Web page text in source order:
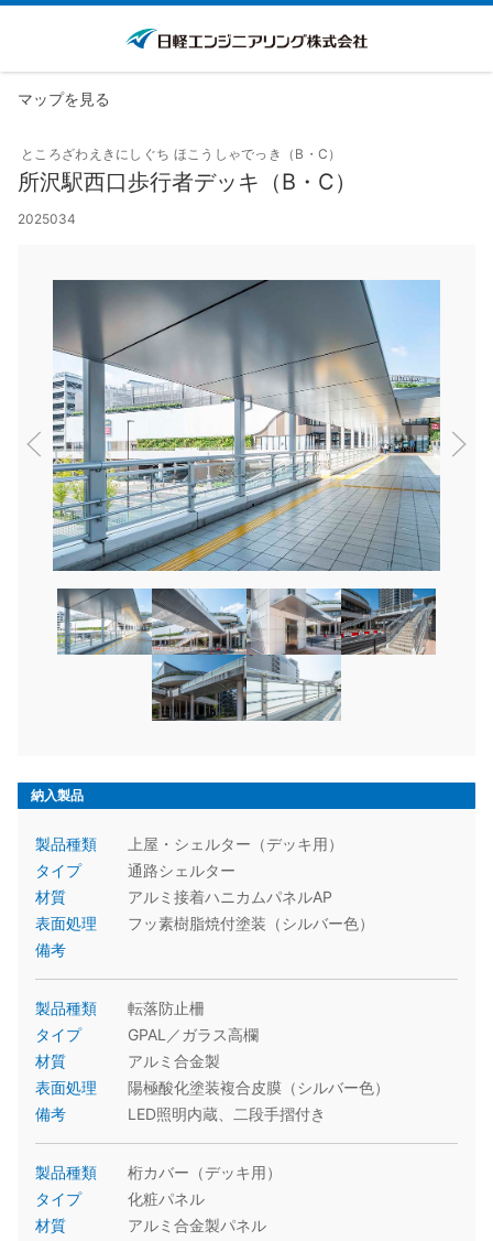
マップを見る
ところざわえきにしぐち ほこうしゃでっき（B・C）
所沢駅西口歩行者デッキ（B・C）
2025034
納入製品
製品種類
上屋・シェルター（デッキ用）
タイプ
通路シェルター
材質
アルミ接着ハニカムパネルAP
表面処理
フッ素樹脂焼付塗装（シルバー色）
備考
製品種類
転落防止柵
タイプ
GPAL／ガラス高欄
材質
アルミ合金製
表面処理
陽極酸化塗装複合皮膜（シルバー色）
備考
LED照明内蔵、二段手摺付き
製品種類
桁カバー（デッキ用）
タイプ
化粧パネル
材質
アルミ合金製パネル